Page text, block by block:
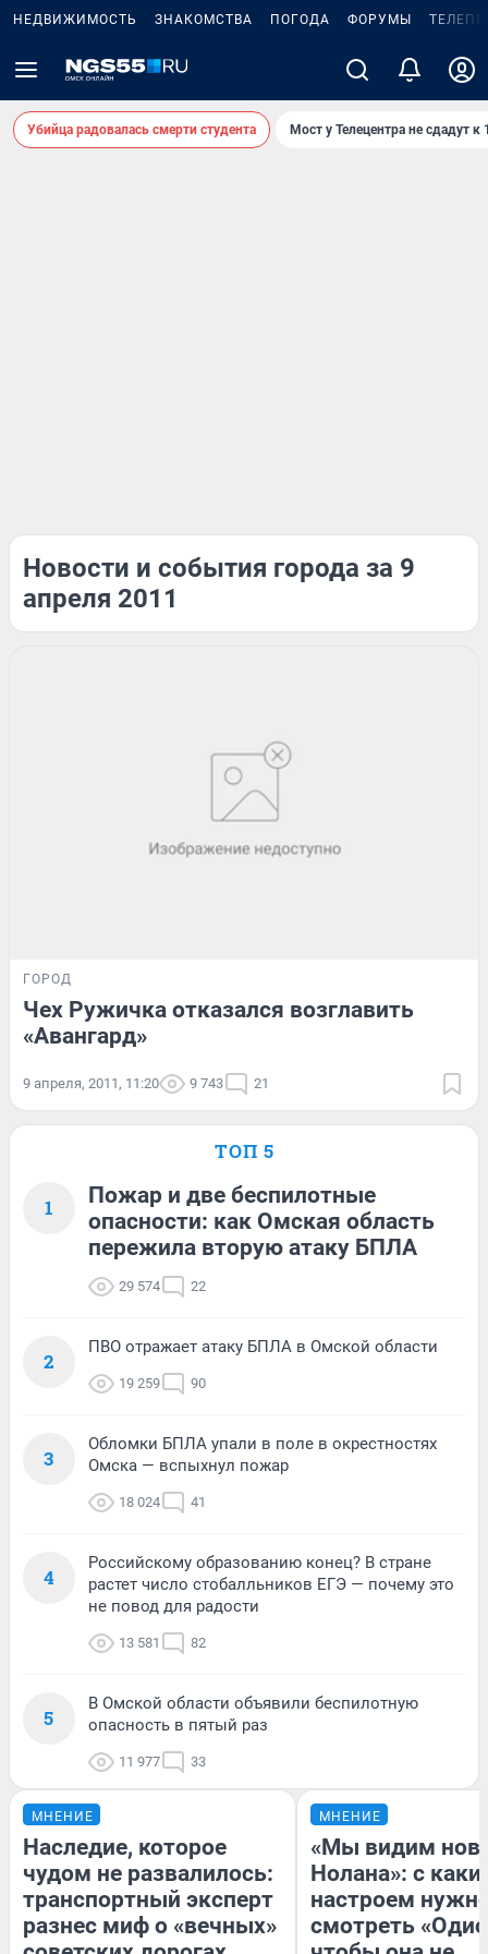
НЕДВИЖИМОСТЬ ЗНАКОМСТВА ПОГОДА ФОРУМЫ
Убийца радовалась смерти студента Мост у Телецентра не сдадут к
Новости и события города за 9
апреля 2011
ГОРОД
Чех Ружичка отказался возглавить
«Авангард»
9 апреля, 2011, 11:20 9 743 21
ТОП 5
1
Пожар и две беспилотные
опасности: как Омская область
пережила вторую атаку БПЛА
29 574 22
2
ПВО отражает атаку БПЛА в Омской области
19 259 90
3
Обломки БПЛА упали в поле в окрестностях
Омска — вспыхнул пожар
18 024 41
4
Российскому образованию конец? В стране
растет число стобалльников ЕГЭ — почему это
не повод для радости
13 581 82
5
В Омской области объявили беспилотную
опасность в пятый раз
11 977 33
МНЕНИЕ
Наследие, которое
чудом не развалилось:
транспортный эксперт
разнес миф о «вечных»
МНЕНИЕ
«Мы видим
Нолана»: с
настроем
смотреть